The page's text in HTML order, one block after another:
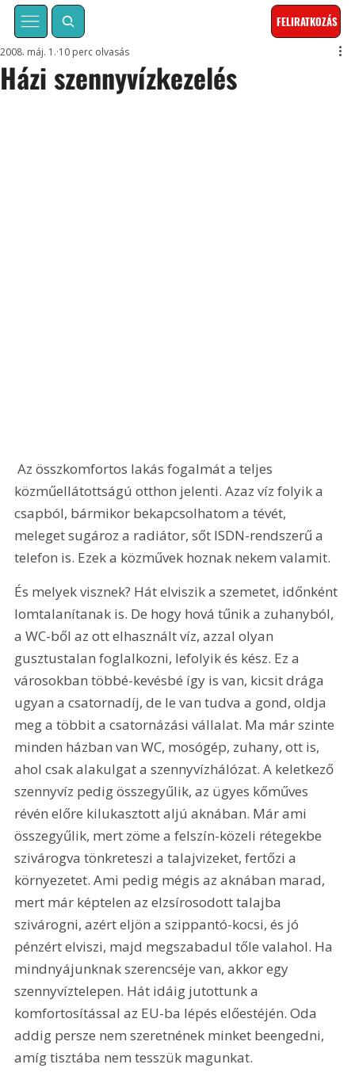
FELIRATKOZÁS
Házi szennyvízkezelés
2008. máj. 1. 10 perc olvasás
Az összkomfortos lakás fogalmát a teljes
közműellátottságú otthon jelenti. Azaz víz folyik a
csapból, bármikor bekapcsolhatom a tévét,
meleget sugároz a radiátor, sőt ISDN-rendszerű a
telefon is. Ezek a közművek hoznak nekem valamit.
És melyek visznek? Hát elviszik a szemetet, időnként
lomtalanítanak is. De hogy hová tűnik a zuhanyból,
a WC-ből az ott elhasznált víz, azzal olyan
gusztustalan foglalkozni, lefolyik és kész. Ez a
városokban többé-kevésbé így is van, kicsit drága
ugyan a csatornadíj, de le van tudva a gond, oldja
meg a többit a csatornázási vállalat. Ma már szinte
minden házban van WC, mosógép, zuhany, ott is,
ahol csak alakulgat a szennyvízhálózat. A keletkező
szennyvíz pedig összegyűlik, az ügyes kőműves
révén előre kilukasztott aljú aknában. Már ami
összegyűlik, mert zöme a felszín-közeli rétegekbe
szivárogva tönkreteszi a talajvizeket, fertőzi a
környezetet. Ami pedig mégis az aknában marad,
mert már képtelen az elzsírosodott talajba
szivárogni, azért eljön a szippantó-kocsi, és jó
pénzért elviszi, majd megszabadul tőle valahol. Ha
mindnyájunknak szerencséje van, akkor egy
szennyvíztelepen. Hát idáig jutottunk a
komfortosítással az EU-ba lépés előestéjén. Oda
addig persze nem szeretnének minket beengedni,
amíg tisztába nem tesszük magunkat.